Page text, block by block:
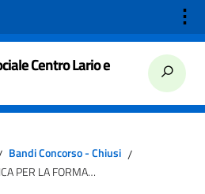
⋮
Centro Lario e
Bandi Concorso - Chiusi /
AVVISO DI SELEZIONE PUBBLICA PER LA FORMAZIONE DI UNA GRADUATORIA DA UTILIZZARE PER ASSUNZIONI CON RAPPORTO DI LAVORO A TEMPO DETERMINATO O INDETERMINATO, TEMPO PIENO O PARZIALE, PROFILO PROFESSIONALE DI EDUCATORE PROFESSIONALE C/O AZIENDA SOCIALE CENTRO LARIO E VALLI DI PORLEZZA (CO)